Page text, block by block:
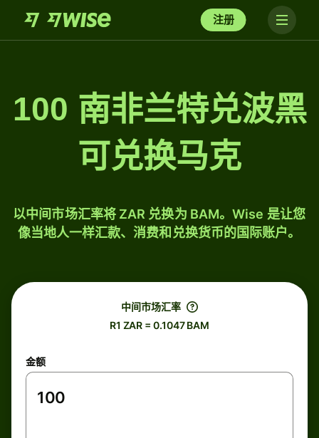
注册
100 南非兰特兑波黑
可兑换马克
以中间市场汇率将 ZAR 兑换为 BAM。Wise 是让您
像当地人一样汇款、消费和兑换货币的国际账户。
中间市场汇率
R1 ZAR = 0.1047 BAM
金额